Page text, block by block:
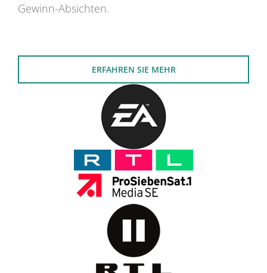
Gewinn-Absichten.
ERFAHREN SIE MEHR